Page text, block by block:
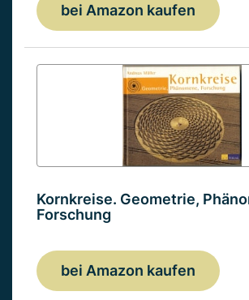
bei Amazon kaufen
Kornkreise. Geometrie,
Forschung
bei Amazon kaufen